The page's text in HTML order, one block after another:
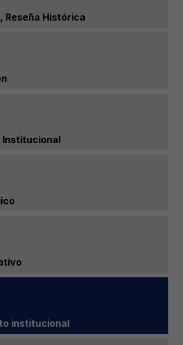
Reseña Histórica
Institucional
institucional